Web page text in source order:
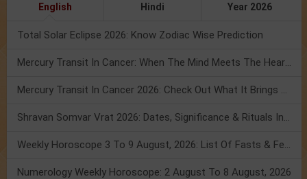
English Hindi Year 2026
Total Solar Eclipse 2026: Know Zodiac Wise Prediction
Mercury Transit In Cancer: When The Mind Meets The Heart!
Mercury Transit In Cancer 2026: Check Out What It Brings For You
Shravan Somvar Vrat 2026: Dates, Significance & Rituals In August
Weekly Horoscope 3 To 9 August, 2026: List Of Fasts & Festivals
Numerology Weekly Horoscope: 2 August To 8 August, 2026